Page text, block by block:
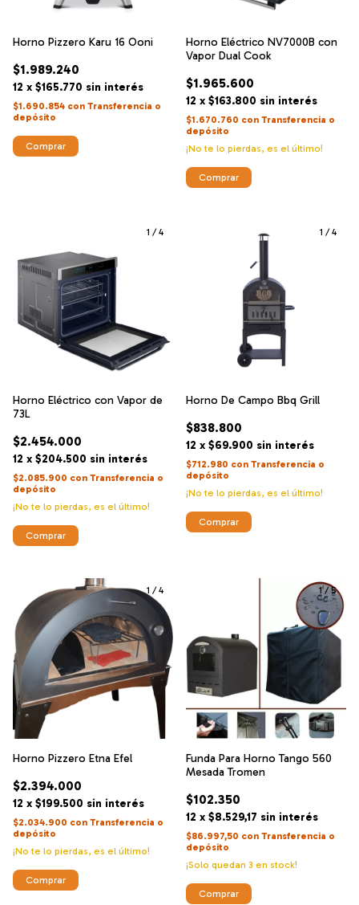
Horno Pizzero Karu 16 Ooni
$1.989.240
12 x $165.770 sin interés
$1.690.854 con Transferencia o
depósito
Horno Eléctrico NV7000B con
Vapor Dual Cook
$1.965.600
12 x $163.800 sin interés
$1.670.760 con Transferencia o
depósito
¡No te lo pierdas, es el último!
1 /4
Horno Eléctrico con Vapor de
73L
$2.454.000
12 x $204.500 sin interés
$2.085.900 con Transferencia o
depósito
¡No te lo pierdas, es el último!
1 /4
Horno De Campo Bbq Grill
$838.800
12 x $69.900 sin interés
$712.980 con Transferencia o
depósito
¡No te lo pierdas, es el último!
1 /4
Horno Pizzero Etna Efel
$2.394.000
12 x $199.500 sin interés
$2.034.900 con Transferencia o
depósito
¡No te lo pierdas, es el último!
1/5
Funda Para Horno Tango 560
Mesada Tromen
$102.350
12 x $8.529,17 sin interés
$86.997,50 con Transferencia o
depósito
¡Solo quedan 3 en stock!